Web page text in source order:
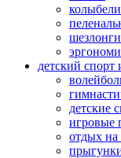
колыбели
детский
детские
игровые
отдых на